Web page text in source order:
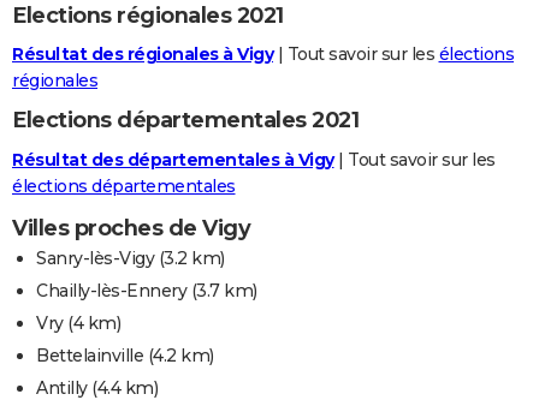
Elections régionales 2021
Résultat des régionales à Vigy| Tout savoir sur les élections
régionales
Elections départementales 2021
Résultat des départementales à Vigy| Tout savoir sur les
élections départementales
Villes proches de Vigy
Sanry-lès-Vigy(3.2 km)
Chailly-lès-Ennery(3.7 km)
Vry(4 km)
Bettelainville (4.2 km)
Antilly(4.4 km)